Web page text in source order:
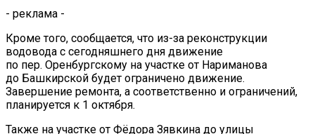
- реклама -
Кроме того, сообщается, что из-за реконструкции
водовода с сегодняшнего дня движение
по пер. Оренбургскому на участке от Нариманова
до Башкирской будет ограничено движение.
Завершение ремонта, а соответственно и ограничений,
планируется к 1 октября.
Также на участке от Фёдора Зявкина до улицы